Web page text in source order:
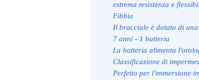
estrema resistenza e
Fibbia
Il bracciale è dotato di
7 anni - 1 batteria
La batteria alimenta
Classificazione di
Perfetto per l'immersione